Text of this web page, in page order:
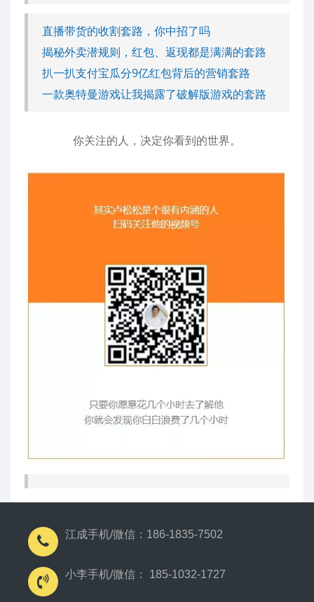
直播带货的收割套路，你中招了吗
揭秘外卖潜规则，红包、返现都是满满的套路
扒一扒支付宝瓜分9亿红包背后的营销套路
一款奥特曼游戏让我揭露了破解版游戏的套路
你关注的人，决定你看到的世界。
江成手机/微信：186-1835-7502
小李手机/微信： 185-1032-1727